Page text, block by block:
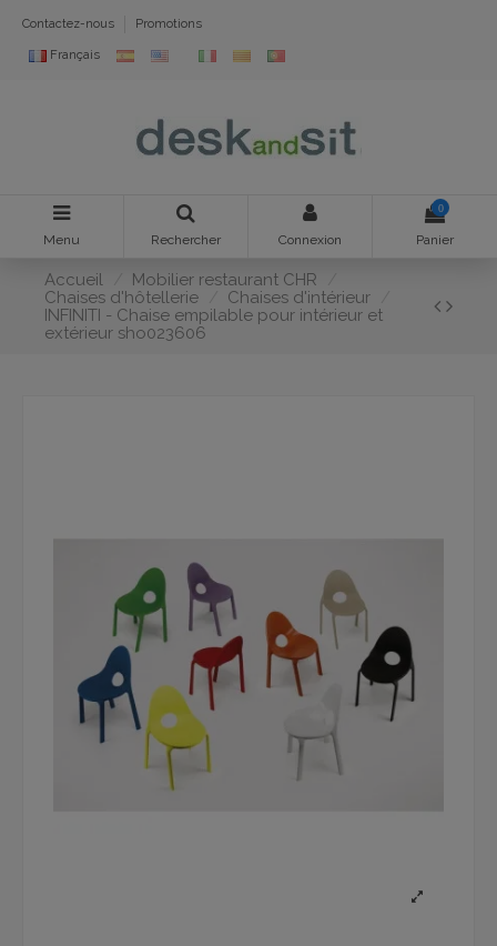
Contactez-nous Promotions
Français
Menu Rechercher Connexion
0
Panier
Accueil
Mobilier restaurant CHR
Chaises d'hôtellerie
Chaises d'intérieur
INFINITI - Chaise empilable pour intérieur et
extérieur sho023606